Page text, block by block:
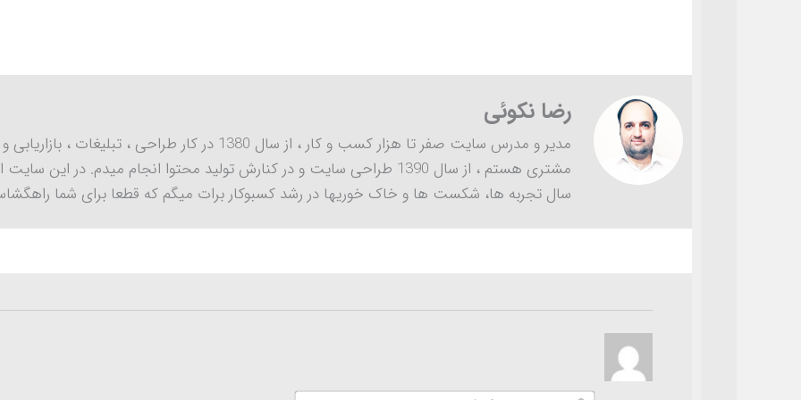
رضا نکوئی
مدیر و مدرس سایت صفر تا هزار کسب و کار ، از سال 1380 در کار طراحی ، تبلیغات ،
سال تجربه ها، شکست ها و خاک خوریها در رشد کسبوکار برات میگم که قطعا برای شما